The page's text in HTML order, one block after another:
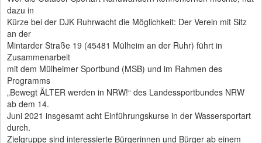
dazu in
Kürze bei der DJK Ruhrwacht die Möglichkeit: Der Verein mit Sitz
an der
Mintarder Straße 19 (45481 Mülheim an der Ruhr) führt in
Zusammenarbeit
mit dem Mülheimer Sportbund (MSB) und im Rahmen des
Programms
„Bewegt ÄLTER werden in NRW!“ des Landessportbundes NRW
ab dem 14.
Juni 2021 insgesamt acht Einführungskurse in der Wassersportart
durch.
Zielgruppe sind interessierte Bürgerinnen und Bürger ab einem